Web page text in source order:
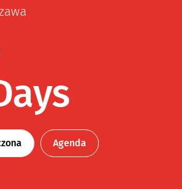
Agenda